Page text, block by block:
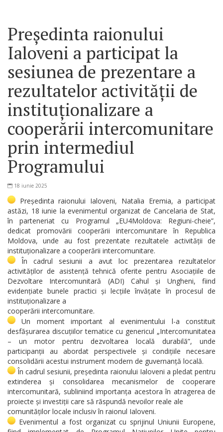
Președinta raionului
Ialoveni a participat la
sesiunea de prezentare a
rezultatelor activității de
instituționalizare a
cooperării intercomunitare
prin intermediul
Programului
18 iunie 2025
Președinta raionului Ialoveni, Natalia Eremia, a participat
astăzi, 18 iunie la evenimentul organizat de Cancelaria de Stat,
în parteneriat cu Programul „EU4Moldova: Regiuni-cheie”,
dedicat promovării cooperării intercomunitare în Republica
Moldova, unde au fost prezentate rezultatele activității de
instituționalizare a cooperării intercomunitare.
În cadrul sesiunii a avut loc prezentarea rezultatelor
activităților de asistență tehnică oferite pentru Asociațiile de
Dezvoltare Intercomunitară (ADI) Cahul și Ungheni, fiind
evidențiate bunele practici și lecțiile învățate în procesul de
instituționalizare a
cooperării intercomunitare.
Un moment important al evenimentului l-a constituit
desfășurarea discuțiilor tematice cu genericul „Intercomunitatea
– un motor pentru dezvoltarea locală durabilă”, unde
participanții au abordat perspectivele și condițiile necesare
consolidării acestui instrument modern de guvernanță locală.
În cadrul sesiunii, președinta raionului Ialoveni a pledat pentru
extinderea și consolidarea mecanismelor de cooperare
intercomunitară, subliniind importanța acestora în atragerea de
proiecte și investiții care să răspundă nevoilor reale ale
comunităților locale inclusiv în raionul Ialoveni.
Evenimentul a fost organizat cu sprijinul Uniunii Europene,